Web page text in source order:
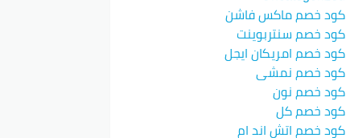
كود خصم ماكس فاشن
كود خصم سنتربوينت
كود خصم امريكان ايجل
كود خصم نمشي
كود خصم نون
كود خصم كل
كود خصم اتش اند ام